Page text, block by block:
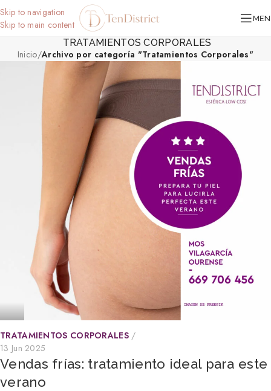
Skip to navigation
Skip to main content
TRATAMIENTOS CORPORALES
Inicio/Archivo por categoría "Tratamientos Corporales"
TRATAMIENTOS CORPORALES
13 Jun 2025
Vendas frías: tratamiento ideal para este
verano